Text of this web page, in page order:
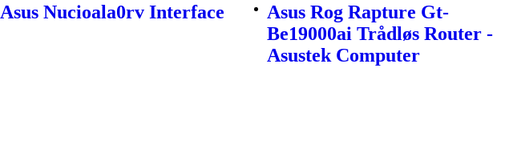
Asus Nucioala0rv Interface
Asus Rog Rapture Gt-
Be19000ai Trådløs Router -
Asustek Computer